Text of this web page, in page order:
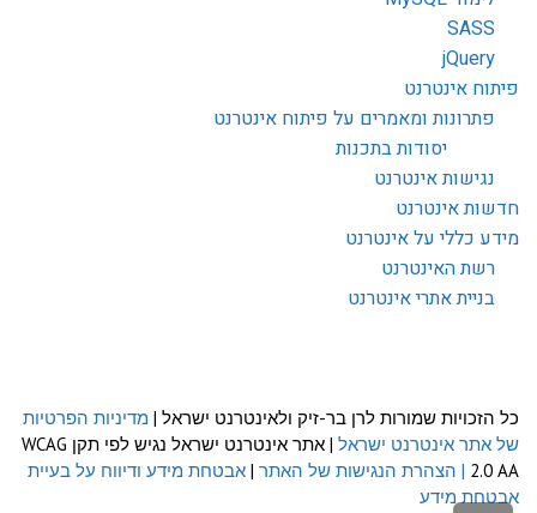
SASS
jQuery
פיתוח אינטרנט
פתרונות ומאמרים על פיתוח אינטרנט
יסודות בתכנות
נגישות אינטרנט
חדשות אינטרנט
מידע כללי על אינטרנט
רשת האינטרנט
בניית אתרי אינטרנט
כל הזכויות שמורות לרן בר-זיק ולאינטרנט ישראל | מדיניות הפרטיות
של אתר אינטרנט ישראל
| אתר אינטרנט ישראל נגיש לפי תקן WCAG
2.0 AA | הצהרת הנגישות של האתר | אבטחת מידע ודיווח על בעיית
אבטחת מידע